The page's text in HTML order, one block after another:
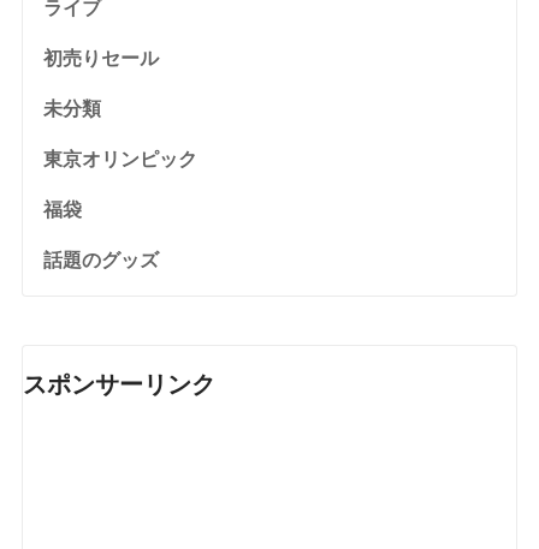
ライブ
初売りセール
未分類
東京オリンピック
福袋
話題のグッズ
スポンサーリンク